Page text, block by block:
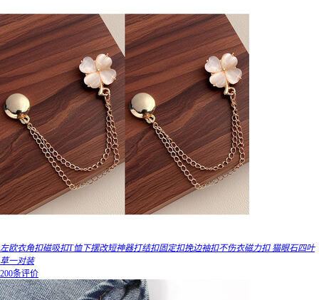
左欧衣角扣磁吸扣T恤下摆改短神器打结扣固定扣挽边袖扣不伤衣磁力扣 猫眼石四叶
草一对装
200条评价